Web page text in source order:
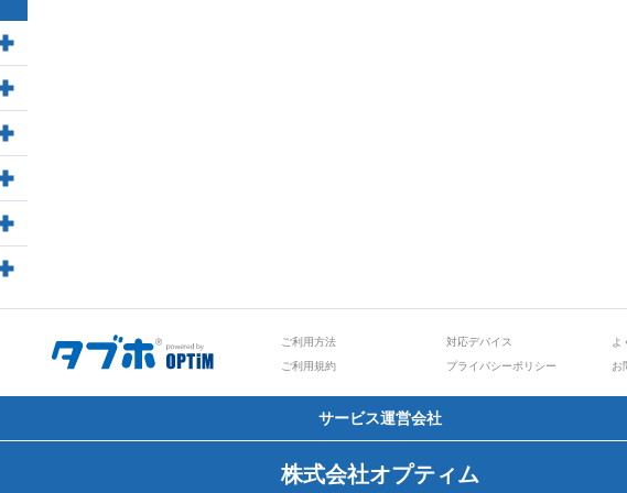
ご利用方法 対応デバイス
よ
ご利用規約
プライバシーポリシー お
サービス運営会社
株式会社オプティム